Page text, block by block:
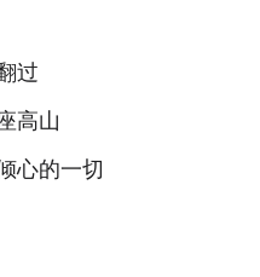
过
高山
心的一切